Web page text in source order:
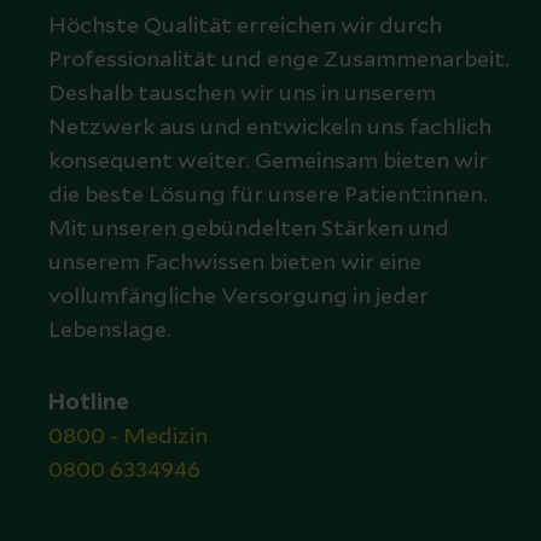
Höchste Qualität erreichen wir durch
Professionalität und enge Zusammenarbeit.
Deshalb tauschen wir uns in unserem
Netzwerk aus und entwickeln uns fachlich
konsequent weiter. Gemeinsam bieten wir
die beste Lösung für unsere Patient:innen.
Mit unseren gebündelten Stärken und
unserem Fachwissen bieten wir eine
vollumfängliche Versorgung in jeder
Lebenslage.
Hotline
0800 - Medizin
0800 6334946